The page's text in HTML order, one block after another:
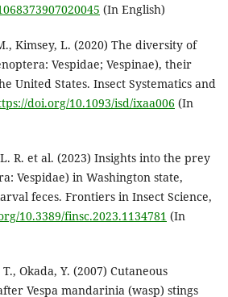
(In English)
Kimsey, L. (2020) The diversity of
Vespidae; Vespinae), their
United States. Insect Systematics and
doi.org/10.1093/isd/ixaa006 (In
R. et al. (2023) Insights into the prey
Vespidae) in Washington state,
feces. Frontiers in Insect Science,
10.3389/finsc.2023.1134781 (In
Okada, Y. (2007) Cutaneous
Vespa mandarinia (wasp) stings